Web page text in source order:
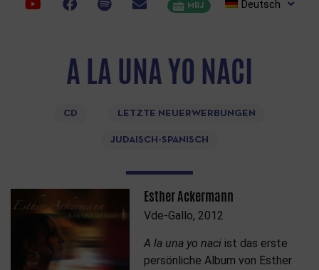
MRJ Deutsch
A LA UNA YO NACI
CD LETZTE NEUERWERBUNGEN
JUDAISCH-SPANISCH
Esther Ackermann
Vde-Gallo, 2012
A la una yo naci ist das erste
persönliche Album von Esther